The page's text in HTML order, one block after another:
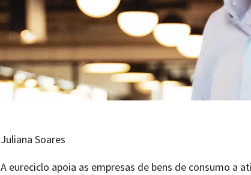
Juliana Soares
A eureciclo apoia as empresas de bens de consumo a